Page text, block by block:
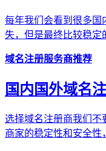
每年我们会看到很多国
失，但是最终比较稳定
域名注册服务商推荐
国内国外域名
选择域名注册商我们不
商家的稳定性和安全性